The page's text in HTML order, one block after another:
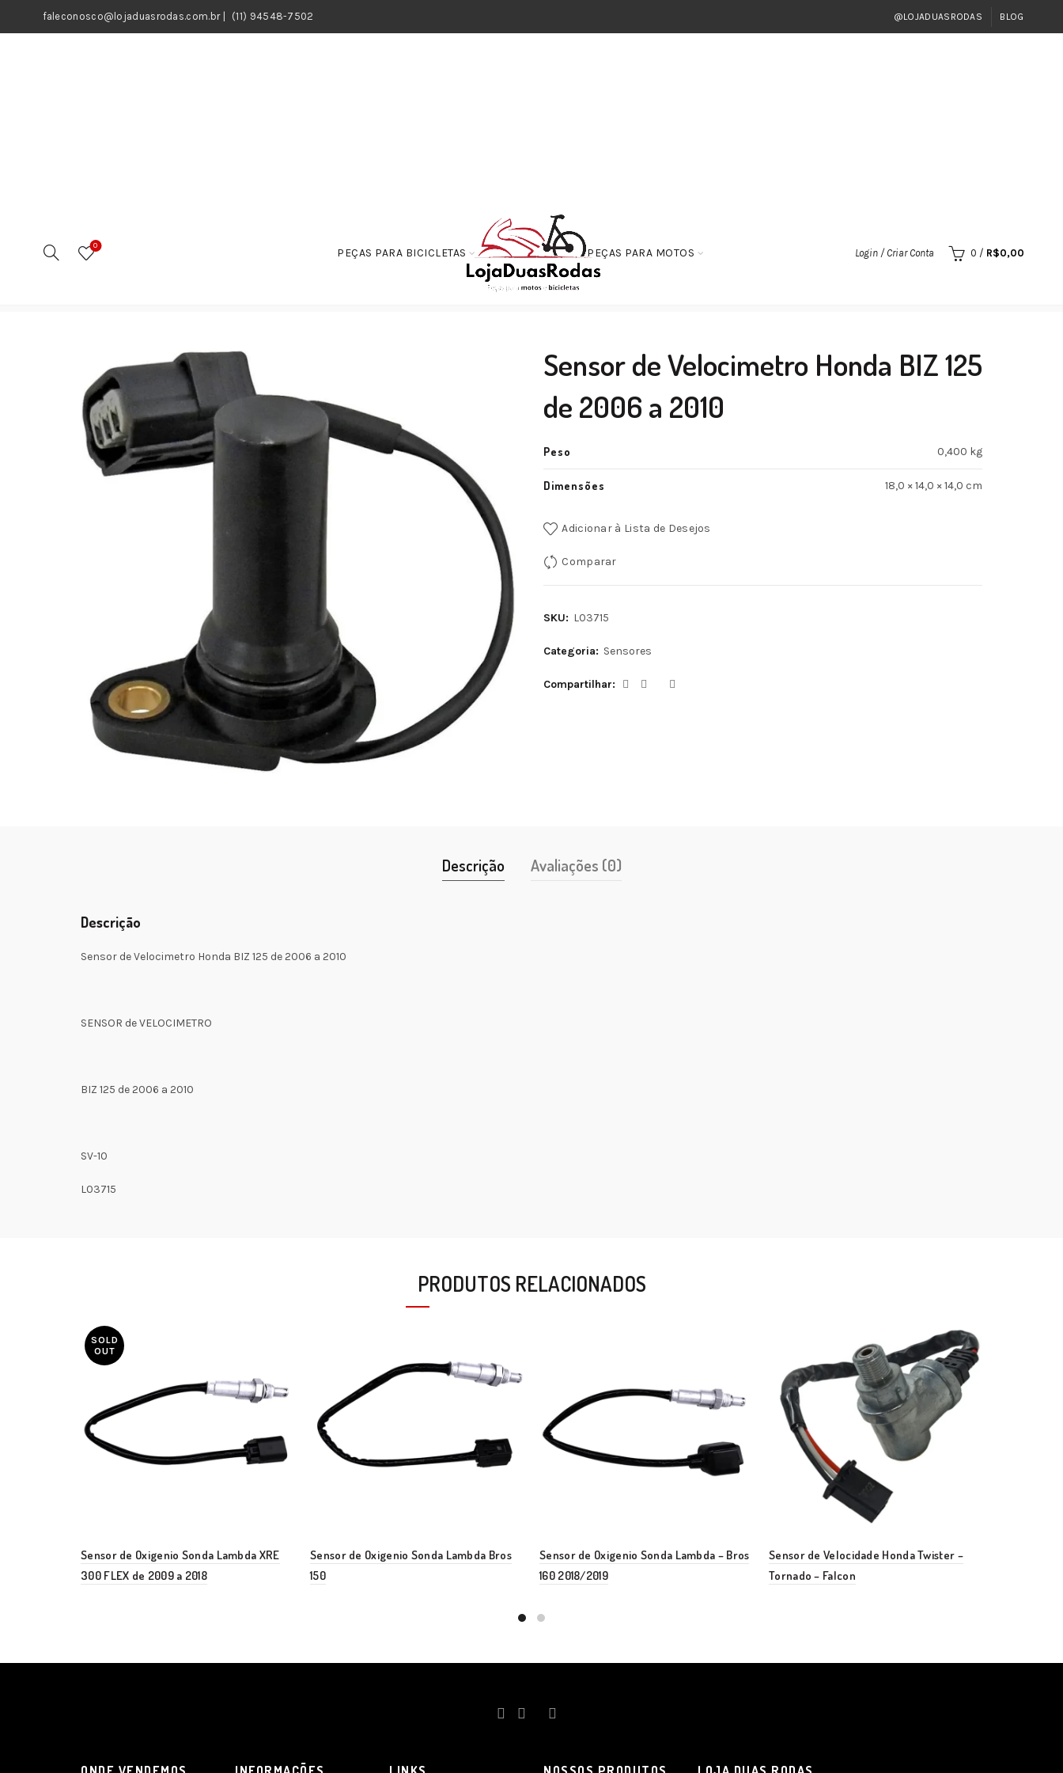
faleconosco@lojaduasrodas.com.br| (11) 94548-7502 @LOJADUASRODAS BLOG
0
PEÇAS PARA BICICLETAS PEÇAS PARA MOTOS Login / Criar Conta 0 / R$0,00
Sensor de Velocimetro Honda BIZ 125 de 2006 a 2010
Sensor de Velocimetro Honda BIZ 125
de 2006 a 2010
Peso 0,400 kg
Dimensões 18,0 × 14,0 × 14,0 cm
Adicionar à Lista de Desejos
Comparar
SKU: L03715
Categoria: Sensores
Compartilhar
Descrição Avaliações (0)
Descrição
Sensor de Velocimetro Honda BIZ 125 de 2006 a 2010
SENSOR de VELOCIMETRO
BIZ 125 de 2006 a 2010
SV-10
L03715
PRODUTOS RELACIONADOS
SOLD
OUT
Sensor de Oxigenio Sonda Lambda XRE
300 FLEX de 2009 a 2018
Sensor de Oxigenio Sonda Lambda Bros
150
Sensor de Oxigenio Sonda Lambda – Bros
160 2018/2019
Sensor de Velocidade Honda Twister –
Tornado – Falcon